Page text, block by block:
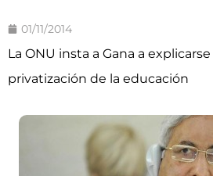
01/11/2014
La ONU insta a Gana a
privatización de la educación